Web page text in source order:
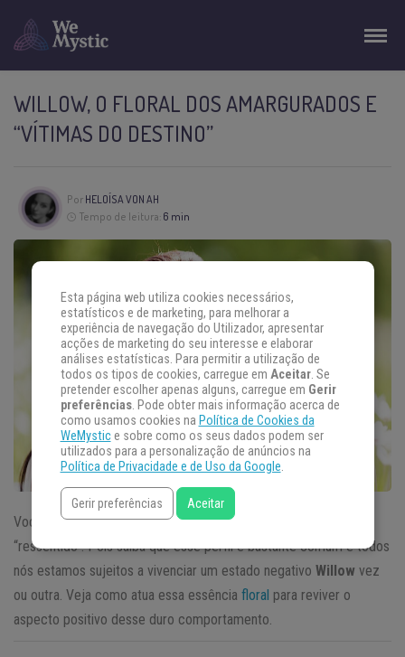
WILLOW, O FLORAL DOS AMARGURADOS E
“VÍTIMAS DO DESTINO”
Por HELOÍSA VON AH
Tempo de leitura: 6 min
Você provavelmente já disse que alguém era “amargurado” ou
“ressentido”. Pois saiba que esse perfil é bastante comum e todos
nós estamos sujeitos a vivenciar um estado negativo Willow vez
ou outra. Veja como atua essa essência floral para reviver o
aspecto positivo desse duro comportamento.
Esta página web utiliza cookies necessários,
estatísticos e de marketing, para melhorar a
experiência de navegação do Utilizador, apresentar
acções de marketing do seu interesse e elaborar
análises estatísticas. Para permitir a utilização de
todos os tipos de cookies, carregue em Aceitar. Se
pretender escolher apenas alguns, carregue em Gerir
preferências. Pode obter mais informação acerca de
como usamos cookies na Política de Cookies da
WeMystice sobre como os seus dados podem ser
utilizados para a personalização de anúncios na
Política de Privacidade e de Uso da Google.
Gerir preferências Aceitar